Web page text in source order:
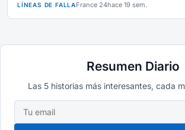
LÍNEAS DE FALLAFrance 24hace 19 sem.
Resumen Diario
Las 5 historias más interesantes, cada